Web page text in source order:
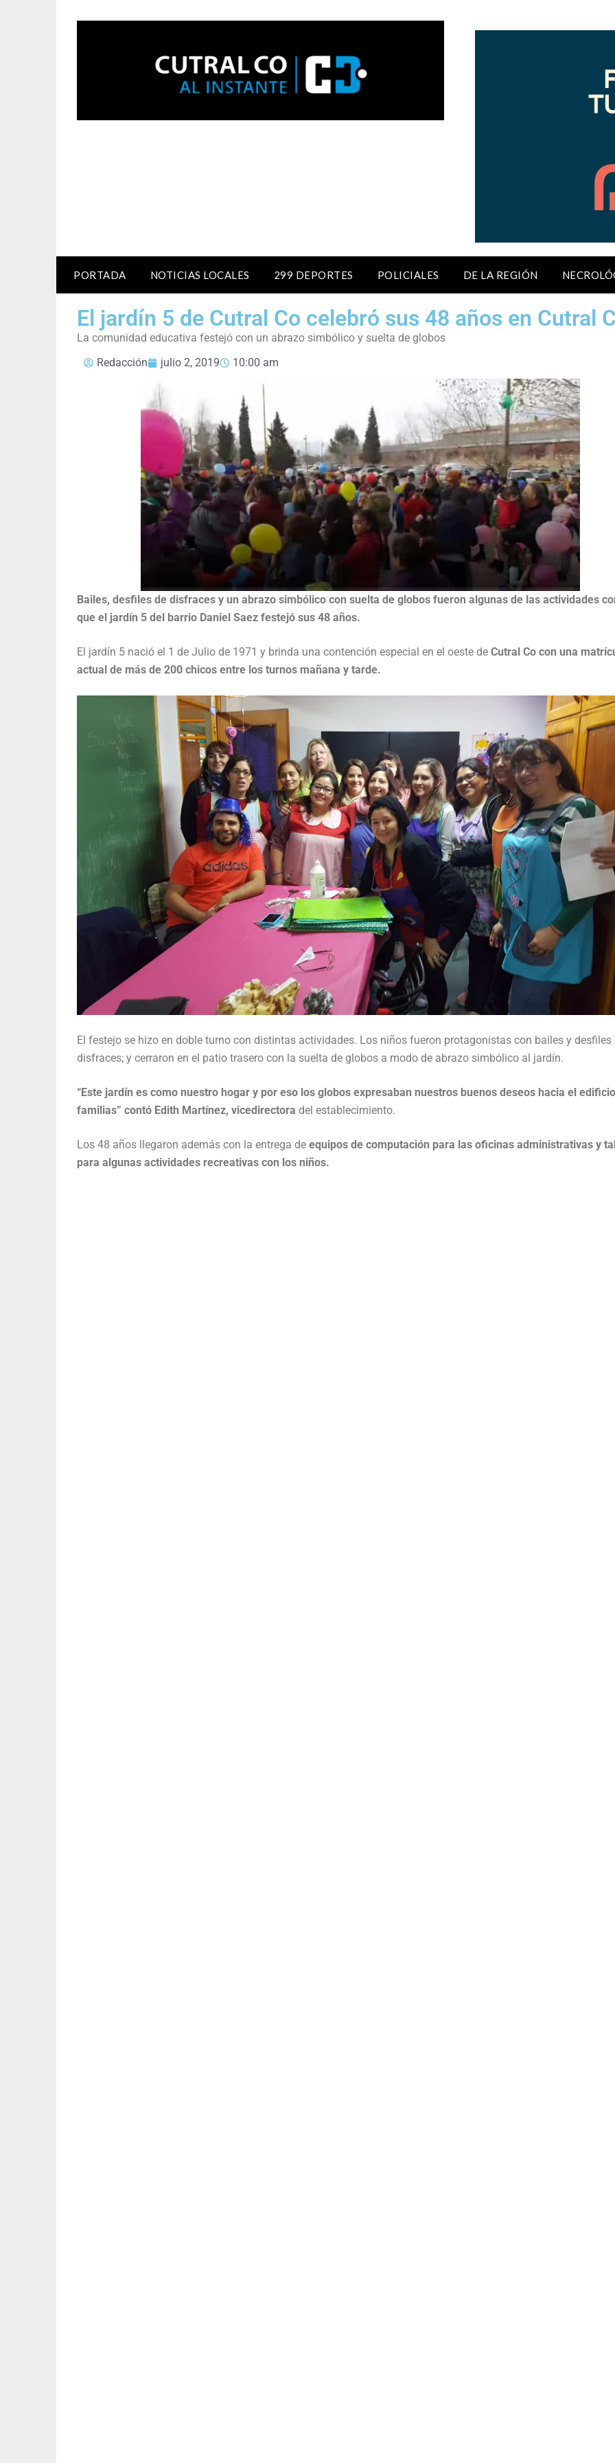
PORTADA NOTICIAS LOCALES 299 DEPORTES POLICIALES DE LA REGIÓN
El jardín 5 de Cutral Co celebró sus 48 años en Cutral
La comunidad educativa festejó con un abrazo simbólico y suelta de globos
Redacción
julio 2, 2019 10:00 am
Bailes, desfiles de disfraces y un abrazo simbólico con suelta de globos fueron algunas de las actividades
que el jardín 5 del barrio Daniel Saez festejó sus 48 años.
El jardín 5 nació el 1 de Julio de 1971 y brinda una contención especial en el oeste de Cutral Co con una
actual de más de 200 chicos entre los turnos mañana y tarde.
El festejo se hizo en doble turno con distintas actividades. Los niños fueron protagonistas con bailes y desfiles
disfraces; y cerraron en el patio trasero con la suelta de globos a modo de abrazo simbólico al jardín.
“Este jardín es como nuestro hogar y por eso los globos expresaban nuestros buenos deseos hacia el
familias” contó Edith Martínez, vicedirectora del establecimiento.
Los 48 años llegaron además con la entrega de equipos de computación para las oficinas administrativas y
para algunas actividades recreativas con los niños.